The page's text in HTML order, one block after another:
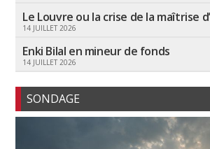
Le Louvre ou la crise de la maîtrise
14 JUILLET 2026
Enki Bilal en mineur de fonds
14 JUILLET 2026
SONDAGE